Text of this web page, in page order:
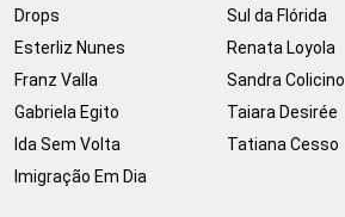
Drops
Esterliz Nunes
Franz Valla
Gabriela Egito
Ida Sem Volta
Imigração Em Dia
Sul da Flórida
Renata Loyola
Sandra Colicino
Taiara Desirée
Tatiana Cesso